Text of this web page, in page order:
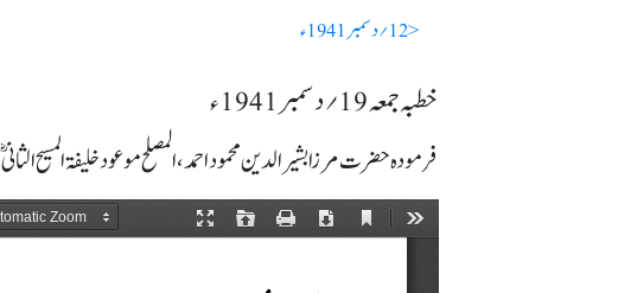
< 12؍ دسمبر 1941ء
خطبہ جمعہ 19؍ دسمبر 1941ء
فرمودہ حضرت مرزا بشیرالدین محمود احمد، المصلح موعود خلیفۃ المسیح الثانیؓ